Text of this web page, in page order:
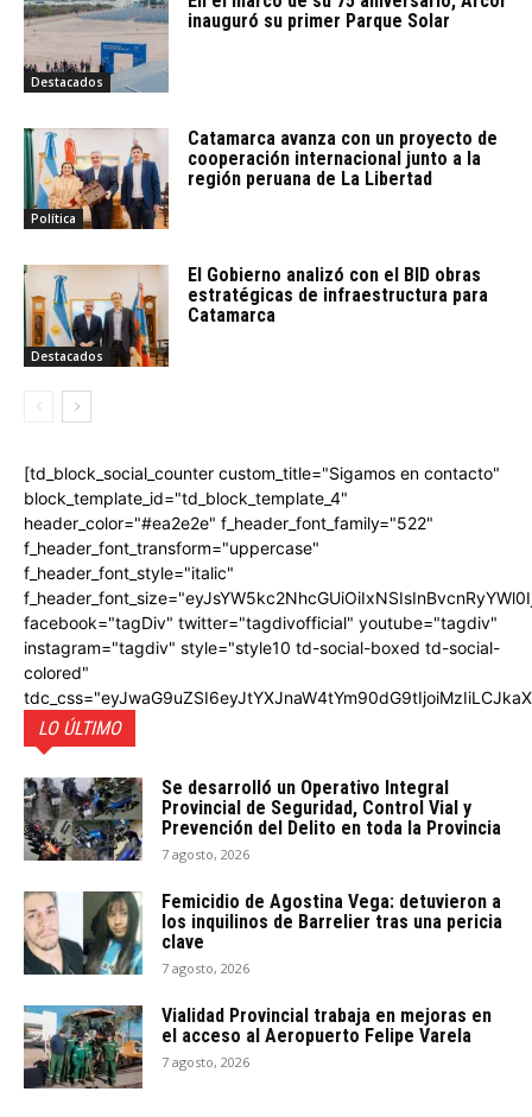
Destacados
inauguró su primer Parque Solar
Política
Catamarca avanza con un proyecto de
cooperación internacional junto a la
región peruana de La Libertad
Destacados
El Gobierno analizó con el BID obras
estratégicas de infraestructura para
Catamarca
[td_block_social_counter custom_title="Sigamos en contacto"
block_template_id="td_block_template_4"
header_color="#ea2e2e" f_header_font_family="522"
f_header_font_transform="uppercase"
f_header_font_style="italic"
facebook="tagDiv" twitter="tagdivofficial" youtube="tagdiv"
instagram="tagdiv" style="style10 td-social-boxed td-social-
colored"
LO ÚLTIMO
Se desarrolló un Operativo Integral
Provincial de Seguridad, Control Vial y
Prevención del Delito en toda la Provincia
7 agosto, 2026
Femicidio de Agostina Vega: detuvieron a
los inquilinos de Barrelier tras una pericia
clave
7 agosto, 2026
Vialidad Provincial trabaja en mejoras en
el acceso al Aeropuerto Felipe Varela
7 agosto, 2026